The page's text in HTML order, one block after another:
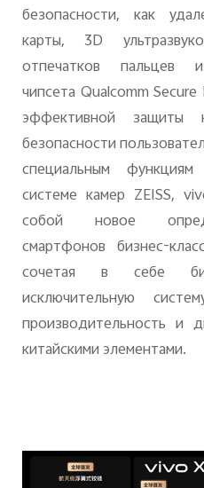
безопасности, как
карты, 3D
отпечатков
чипсета Qualcomm Secure
эффективной защиты
безопасности
специальным
системе камер ZEISS,
собой новое
смартфонов бизнес-
сочетая в себе
исключительную
производительность и
китайскими элементами.